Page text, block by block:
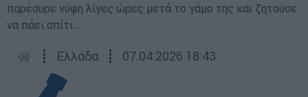
παρέσυρε νύφη λίγες ώρες μετά το γάμο της και ζητούσε
να πάει σπίτι...
┋ Ελλάδα ┋ 07.04.2026 18:43